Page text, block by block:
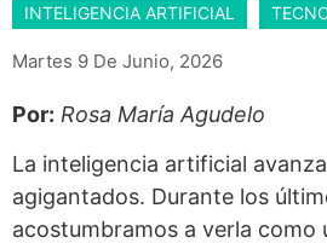
INTELIGENCIA ARTIFICIAL
Martes 9 De Junio, 2026
Por: Rosa María Agudelo
La inteligencia artificial
agigantados. Durante los
acostumbramos a verla como